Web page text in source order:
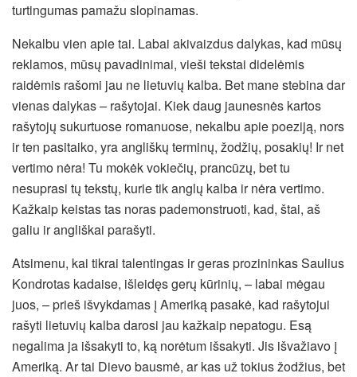
turtingumas pamažu slopinamas.
Nekalbu vien apie tai. Labai akivaizdus dalykas, kad mūsų
reklamos, mūsų pavadinimai, vieši tekstai didelėmis
raidėmis rašomi jau ne lietuvių kalba. Bet mane stebina dar
vienas dalykas – rašytojai. Kiek daug jaunesnės kartos
rašytojų sukurtuose romanuose, nekalbu apie poeziją, nors
ir ten pasitaiko, yra angliškų terminų, žodžių, posakių! Ir net
vertimo nėra! Tu mokėk vokiečių, prancūzų, bet tu
nesuprasi tų tekstų, kurie tik anglų kalba ir nėra vertimo.
Kažkaip keistas tas noras pademonstruoti, kad, štai, aš
galiu ir angliškai parašyti.
Atsimenu, kai tikrai talentingas ir geras prozininkas Saulius
Kondrotas kadaise, išleidęs gerų kūrinių, – labai mėgau
juos, – prieš išvykdamas į Ameriką pasakė, kad rašytojui
rašyti lietuvių kalba darosi jau kažkaip nepatogu. Esą
negalima ja išsakyti to, ką norėtum išsakyti. Jis išvažiavo į
Ameriką. Ar tai Dievo bausmė, ar kas už tokius žodžius, bet